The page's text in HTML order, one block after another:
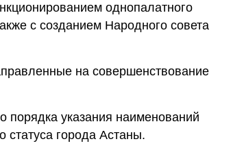
однопалатного
с созданием Народного совета
на совершенствование
порядка указания наименований
статуса города Астаны.